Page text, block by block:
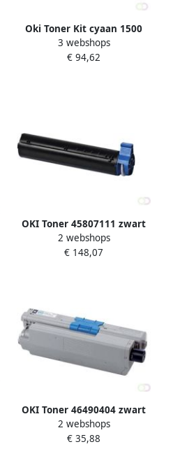
Oki Toner Kit cyaan 1500
pagina&apos;s 44973535
3 webshops
€ 94,62
OKI Toner 45807111 zwart
2 webshops
€ 148,07
OKI Toner 46490404 zwart
2 webshops
€ 35,88